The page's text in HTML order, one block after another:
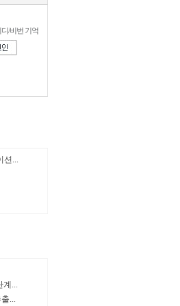
디/비번 기억
션...
계...
...